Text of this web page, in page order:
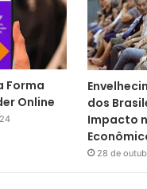
Forma
Online
dos
Impacto
28 de